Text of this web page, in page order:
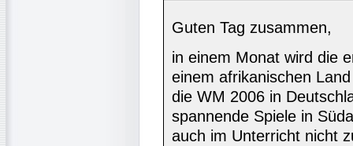
Guten Tag zusammen,
in einem Monat wird die
einem afrikanischen
die WM 2006 in
spannende Spiele in
auch im Unterricht nicht